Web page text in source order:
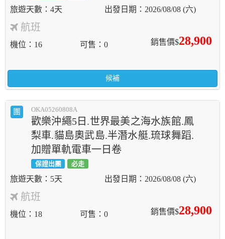
4天 2026/08/08 (六)
航班
銷售價$28,900
機位 16 可售 0
候補
團 OKA05260808A
歡樂沖繩5日.世界最美之海水族館.鳳
梨車.貓島奧武島.半潛水艇.琉球舞蹈.
加贈單軌電車一日卷
保證出團 必走
5天 2026/08/08 (六)
航班
銷售價$28,900
機位 18 可售 0